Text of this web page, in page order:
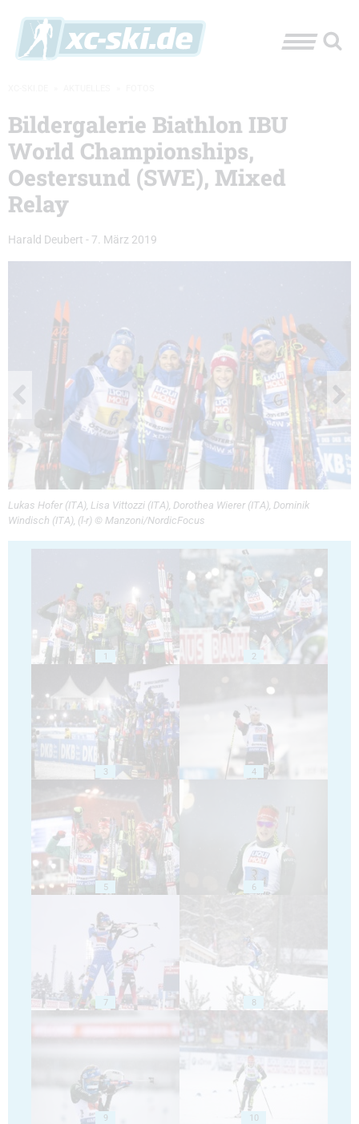
Bildergalerie Biathlon IBU
World Championships,
Oestersund (SWE), Mixed
Relay
Harald Deubert - 7. März 2019
Lukas Hofer (ITA), Lisa Vittozzi (ITA), Dorothea Wierer (ITA), Dominik
Windisch (ITA), (l-r) © Manzoni/NordicFocus
1 2
3 4
5 6
7 8
9 10